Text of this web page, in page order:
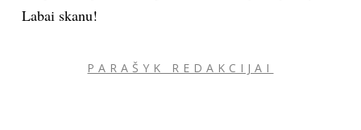
Labai skanu!
PARAŠYK REDAKCIJAI